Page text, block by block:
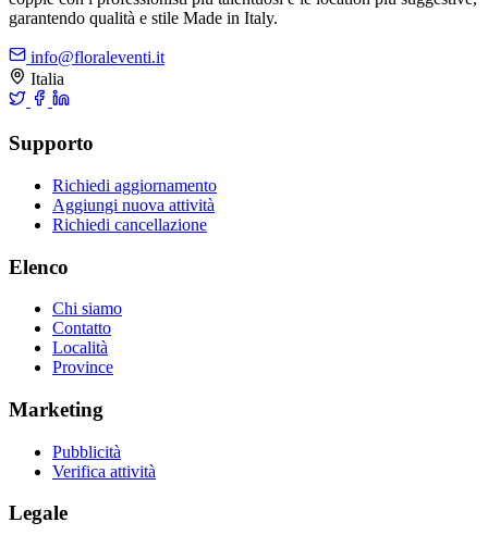
garantendo qualità e stile Made in Italy.
info@floraleventi.it
Italia
Supporto
Richiedi aggiornamento
Aggiungi nuova attività
Richiedi cancellazione
Elenco
Chi siamo
Contatto
Località
Province
Marketing
Pubblicità
Verifica attività
Legale